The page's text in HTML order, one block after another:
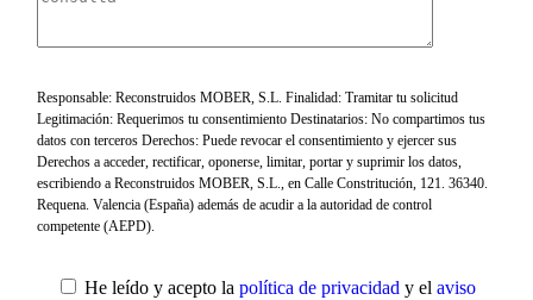
Responsable: Reconstruidos MOBER, S.L. Finalidad: Tramitar tu solicitud
Legitimación: Requerimos tu consentimiento Destinatarios: No compartimos tus
datos con terceros Derechos: Puede revocar el consentimiento y ejercer sus
Derechos a acceder, rectificar, oponerse, limitar, portar y suprimir los datos,
escribiendo a Reconstruidos MOBER, S.L., en Calle Constritución, 121. 36340.
Requena. Valencia (España) además de acudir a la autoridad de control
competente (AEPD).
He leído y acepto la política de privacidad y el aviso